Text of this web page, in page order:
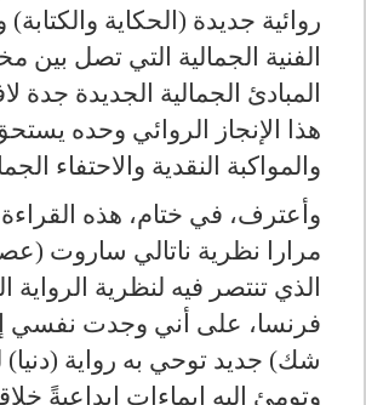
روائية جديدة (الحكاية والكتابة)
الفنية الجمالية التي تصل بين
المبادئ الجمالية الجديدة جدة
هذا الإنجاز الروائي وحده
والمواكبة النقدية والاحتفاء
وأعترف، في ختام، هذه
مرارا نظرية ناتالي ساروت
الذي تنتصر فيه لنظرية الرواية
فرنسا، على أني وجدت نفسي
شك) جديد توحي به رواية (دنيا)
وتومئ إليه إيماءات إبداعيةً